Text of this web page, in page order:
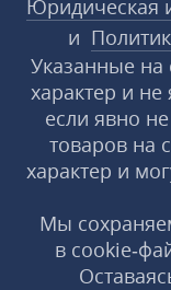
Юридическая
и
Указанные на
характер и
если явно
товаров на
характер и
Мы
в